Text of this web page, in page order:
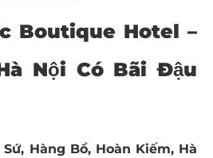
Boutique Hotel –
Nội Có Bãi Đậu
Hàng Bồ, Hoàn Kiếm, Hà